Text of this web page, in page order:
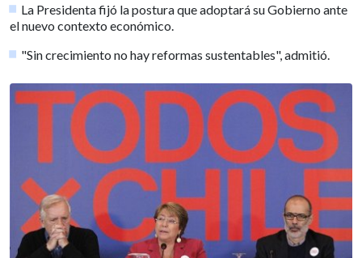
La Presidenta fijó la postura que adoptará su Gobierno ante
el nuevo contexto económico.
"Sin crecimiento no hay reformas sustentables", admitió.